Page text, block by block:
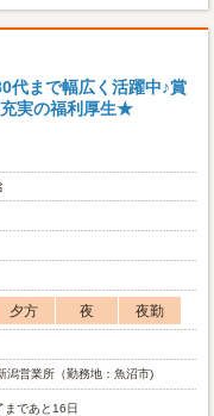
代まで幅広く活躍中♪賞
実の福利厚生★
夕方 夜
夜勤
営業所（勤務地：魚沼市)
まであと16日